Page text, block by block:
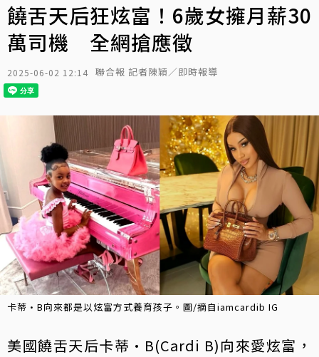
饒舌天后狂炫富！6歲女擁月薪30
萬司機 全網搶應徵
2025-06-02 12:14 聯合報 記者陳穎／即時報導
卡蒂·B向來都是以炫富方式養育孩子。圖/摘自iamcardib IG
美國饒舌天后卡蒂·B(Cardi B)向來愛炫富，